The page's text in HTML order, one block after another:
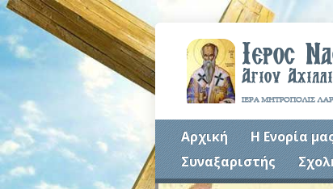
Αρχική Η Ενορία
Συναξαριστής